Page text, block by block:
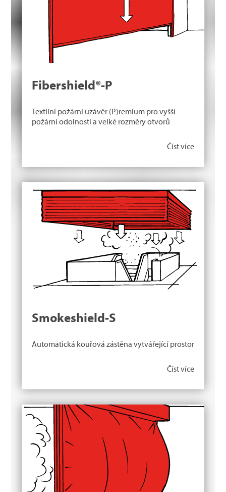
Fibershield®-P
Textilní požární uzávěr (P)remium pro vyšší
požární odolnosti a velké rozměry otvorů
Číst více
Smokeshield-S
Automatická kouřová zástěna vytvářející prostor
Číst více